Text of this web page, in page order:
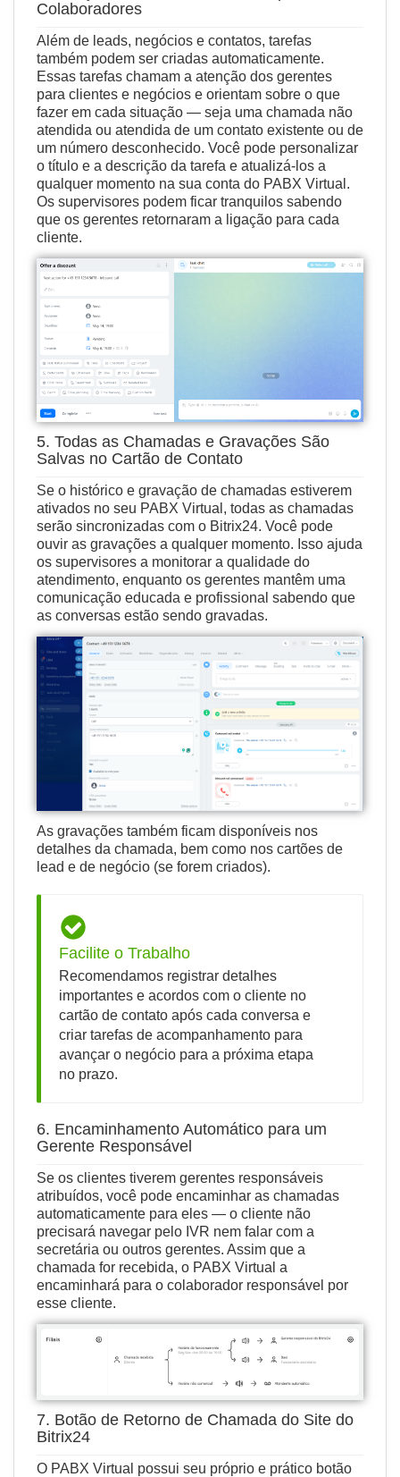
Colaboradores
Além de leads, negócios e contatos, tarefas
também podem ser criadas automaticamente.
Essas tarefas chamam a atenção dos gerentes
para clientes e negócios e orientam sobre o que
fazer em cada situação — seja uma chamada não
atendida ou atendida de um contato existente ou de
um número desconhecido. Você pode personalizar
o título e a descrição da tarefa e atualizá‑los a
qualquer momento na sua conta do PABX Virtual.
Os supervisores podem ficar tranquilos sabendo
que os gerentes retornaram a ligação para cada
cliente.
5. Todas as Chamadas e Gravações São
Salvas no Cartão de Contato
Se o histórico e gravação de chamadas estiverem
ativados no seu PABX Virtual, todas as chamadas
serão sincronizadas com o Bitrix24. Você pode
ouvir as gravações a qualquer momento. Isso ajuda
os supervisores a monitorar a qualidade do
atendimento, enquanto os gerentes mantêm uma
comunicação educada e profissional sabendo que
as conversas estão sendo gravadas.
As gravações também ficam disponíveis nos
detalhes da chamada, bem como nos cartões de
lead e de negócio (se forem criados).
Facilite o Trabalho
Recomendamos registrar detalhes
importantes e acordos com o cliente no
cartão de contato após cada conversa e
criar tarefas de acompanhamento para
avançar o negócio para a próxima etapa
no prazo.
6. Encaminhamento Automático para um
Gerente Responsável
Se os clientes tiverem gerentes responsáveis
atribuídos, você pode encaminhar as chamadas
automaticamente para eles — o cliente não
precisará navegar pelo IVR nem falar com a
secretária ou outros gerentes. Assim que a
chamada for recebida, o PABX Virtual a
encaminhará para o colaborador responsável por
esse cliente.
7. Botão de Retorno de Chamada do Site do
Bitrix24
O PABX Virtual possui seu próprio e prático botão